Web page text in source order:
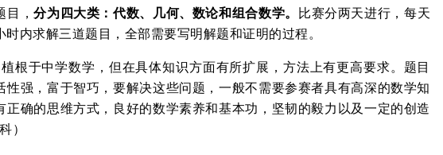
目，分为四大类：代数、几何、数论和组合数学。
比赛分两天进行，每天
时内求解三道题目，全部需要写明解题和证明的过程。
根于中学数学，但在具体知识方面有所扩展，方法上有更高要求。题目
性强，富于智巧，要解决这些问题，一般不需要参赛者具有高深的数学知
正确的思维方式，良好的数学素养和基本功，坚韧的毅力以及一定的创造
）